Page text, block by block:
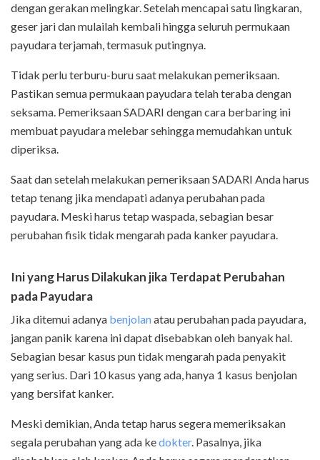
dengan gerakan melingkar. Setelah mencapai satu lingkaran,
geser jari dan mulailah kembali hingga seluruh permukaan
payudara terjamah, termasuk putingnya.
Tidak perlu terburu-buru saat melakukan pemeriksaan.
Pastikan semua permukaan payudara telah teraba dengan
seksama. Pemeriksaan SADARI dengan cara berbaring ini
membuat payudara melebar sehingga memudahkan untuk
diperiksa.
Saat dan setelah melakukan pemeriksaan SADARI Anda harus
tetap tenang jika mendapati adanya perubahan pada
payudara. Meski harus tetap waspada, sebagian besar
perubahan fisik tidak mengarah pada kanker payudara.
Ini yang Harus Dilakukan jikaTerdapat Perubahan
pada Payudara
Jika ditemui adanya benjolanatau perubahan pada payudara,
jangan panik karena ini dapat disebabkan oleh banyak hal.
Sebagian besar kasus pun tidak mengarah pada penyakit
yang serius. Dari 10 kasus yang ada, hanya 1 kasus benjolan
yang bersifat kanker.
Meski demikian, Anda tetap harus segera memeriksakan
segala perubahan yang ada kedokter. Pasalnya, jika